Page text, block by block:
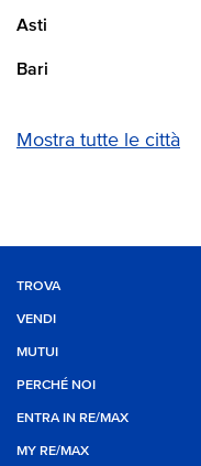
Asti
Bari
Mostra tutte le città
TROVA
VENDI
MUTUI
PERCHÉ NOI
ENTRA IN RE/MAX
MY RE/MAX